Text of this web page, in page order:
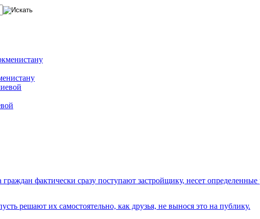
граждан фактически сразу поступают застройщику, несет
решают их самостоятельно, как друзья, не вынося это на публику.